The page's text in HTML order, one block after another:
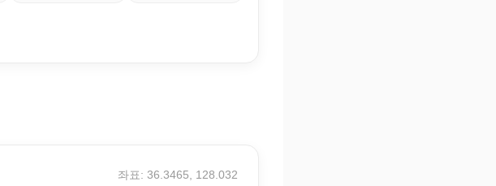
좌표: 36.3465, 128.032